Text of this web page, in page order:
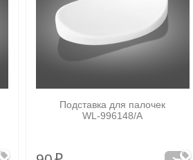
Подставка для палочек
WL‑996148/A